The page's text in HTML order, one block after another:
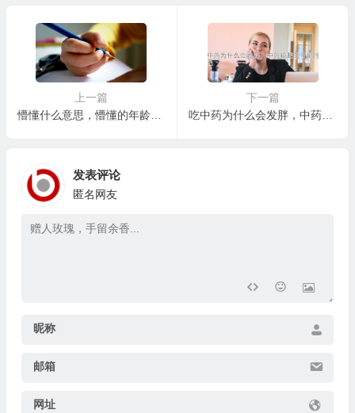
上一篇
懵懂什么意思，懵懂的年龄：青春期的心理发展与应对
下一篇
吃中药为什么会发胖，中药减肥的可能性与误区
发表评论
匿名网友
昵称
邮箱
网址